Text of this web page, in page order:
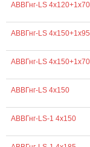
АВВГнг-LS 4х120+1х70
АВВГнг-LS 4х150+1х95
АВВГнг-LS 4х150+1х70
АВВГнг-LS 4х150
АВВГнг-LS-1 4х150